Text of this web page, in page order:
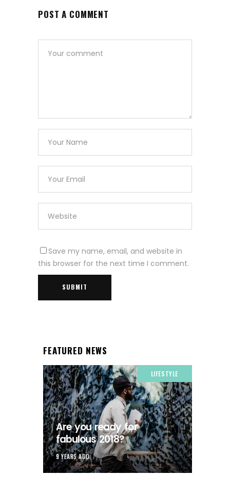
POST A COMMENT
Save my name, email, and website in
this browser for the next time I comment.
FEATURED NEWS
LIFESTYLE
Are you ready for
fabulous 2018?
9 YEARS AGO